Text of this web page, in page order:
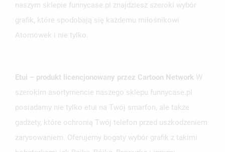
naszym sklepie funnycase.pl znajdziesz szeroki wybór
grafik, które spodobają się każdemu miłośnikowi
Atomówek i nie tylko.
Etui – produkt licencjonowany przez Cartoon Network W
szerokim asortymencie naszego sklepu funnycase.pl
posiadamy nie tylko etui na Twój smarfon, ale także
gadżety, które ochronią Twój telefon przed uszkodzeniem
zarysowaniem. Oferujemy bogaty wybór grafik z takimi
add_circle_outline UTWÓRZ NOWĄ LISTĘ
ANULUJ
ANULUJ ZALOGUJ SIĘ